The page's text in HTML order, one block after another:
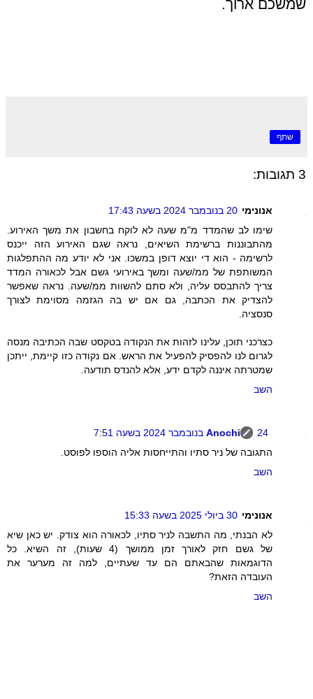
שמשכם ארוך.
שתף
3 תגובות:
אנונימי 20 בנובמבר 2024 בשעה 17:43
שימו לב שהמדד מ"מ שעה לא לוקח בחשבון את משך האירוע.
מהתבוננות ברשימת השיאים, נראה שגם האירוע הזה ייכנס
לרשימה - הוא די יוצא דופן במשכו. אני לא יודע מה ההתפלגות
המשותפת של ממ/שעה ומשך באירועי גשם אבל לכאורה המדד
צריך להתבסס עליה, ולא סתם להשוות ממ/שעה. נראה שאפשר
להצדיק את הכתבה, גם אם יש בה הגזמה מסוימת לצורך
סנסציה.
כצרכני תוכן, עלינו לזהות את הנקודה בטקסט שבה הכתיבה מנסה
לגרום לנו להפסיק להפעיל את הראש. אם נקודה כזו קיימת, ייתכן
שמטרתה איננה לקדם ידע, אלא להנדס תודעה.
השב
Anochi
24 בנובמבר 2024 בשעה 7:51
התגובה של ניר סתיו והתייחסות אליה הוספו לפוסט.
השב
אנונימי 30 ביולי 2025 בשעה 15:33
לא הבנתי, מה התשבה לניר סתיו, לכאורה הוא צודק. יש כאן שיא
של גשם חזק לאורך זמן ממושך (4 שעות), זה השיא. כל
הדוגמאות שהבאתם הם עד שעתיים, למה זה מערער את
העובדה הזאת?
השב